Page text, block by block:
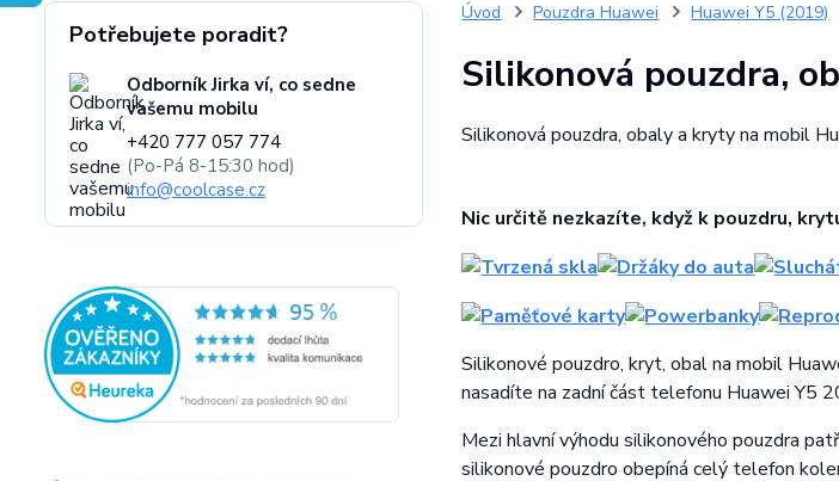
Potřebujete poradit?
Odborník Jirka ví, co sedne
vašemu mobilu
+420 777 057 774
(Po-Pá 8-15:30 hod)
info@coolcase.cz
Úvod Pouzdra Huawei Huawei Y5 (2019)
Silikonová pouzdra,
Silikonová pouzdra, obaly a kryty na mobil
Nic určitě nezkazíte, když k pouzdru,
Silikonové pouzdro, kryt, obal na mobil
nasadíte na zadní část telefonu Huawei Y5
Mezi hlavní výhodu silikonového pouzdra
silikonové pouzdro obepíná celý telefon